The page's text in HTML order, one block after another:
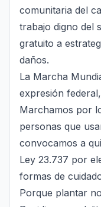
comunitaria del
trabajo digno del
gratuito a
daños.
La Marcha
expresión
Marchamos por
personas que
convocamos a
Ley 23.737 por
formas de
Porque plantar